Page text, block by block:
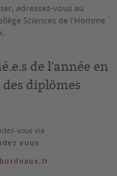
adressez-vous au
Sciences de l'Homme
de l'année en
diplômes
vous via
vous